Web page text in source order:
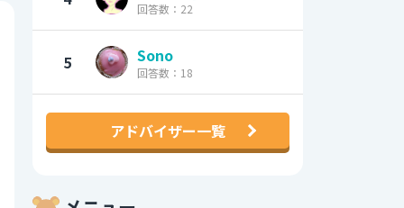
回答数：22
5 Sono
回答数：18
アドバイザー一覧